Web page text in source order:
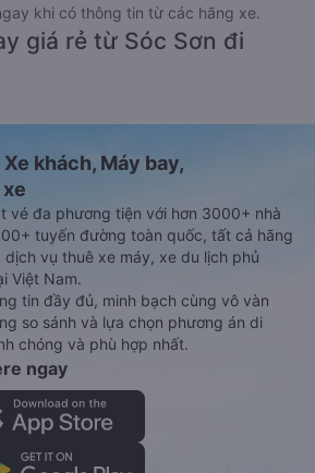
khi có thông tin từ các hãng xe.
giá rẻ từ Sóc Sơn đi
khách, Máy bay,
vé đa phương tiện với hơn 3000+ nhà
tuyến đường toàn quốc, tất cả hãng
vụ thuê xe máy, xe du lịch phủ
Việt Nam.
tin đầy đủ, minh bạch cùng vô vàn
so sánh và lựa chọn phương án di
chóng và phù hợp nhất.
ngay